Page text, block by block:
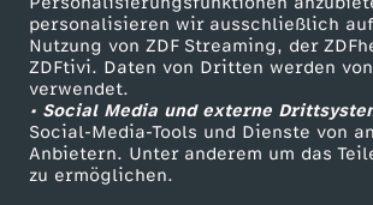
personalisieren wir ausschließlich
Nutzung von ZDF Streaming, der
ZDFtivi. Daten von Dritten werden
verwendet.
• Social Media und externe
Social-Media-Tools und Dienste von
Anbietern. Unter anderem um das
zu ermöglichen.
r
a
s
ZDF Unternehmen
Karriere